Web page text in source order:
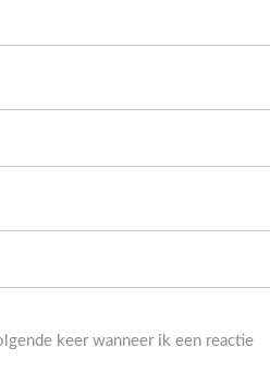
keer wanneer ik een reactie